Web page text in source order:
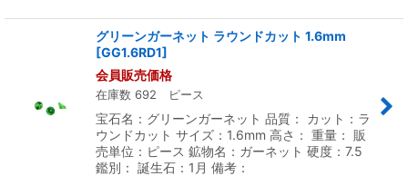
グリーンガーネット ラウンドカット 1.6mm
[GG1.6RD1]
会員販売価格
在庫数 692 ピース
宝石名：グリーンガーネット 品質： カット：ラ
ウンドカット サイズ：1.6mm 高さ： 重量： 販
売単位：ピース 鉱物名：ガーネット 硬度：7.5
鑑別： 誕生石：1月 備考：